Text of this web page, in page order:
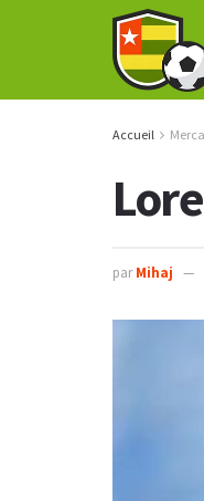
Accueil
par Mihaj